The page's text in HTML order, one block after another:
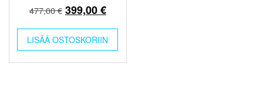
477,00€ Alkuperäinen
oli:
477,00 €.
399,00€Nykyinen
on:
399,00 €.
LISÄÄ OSTOSKORIIN